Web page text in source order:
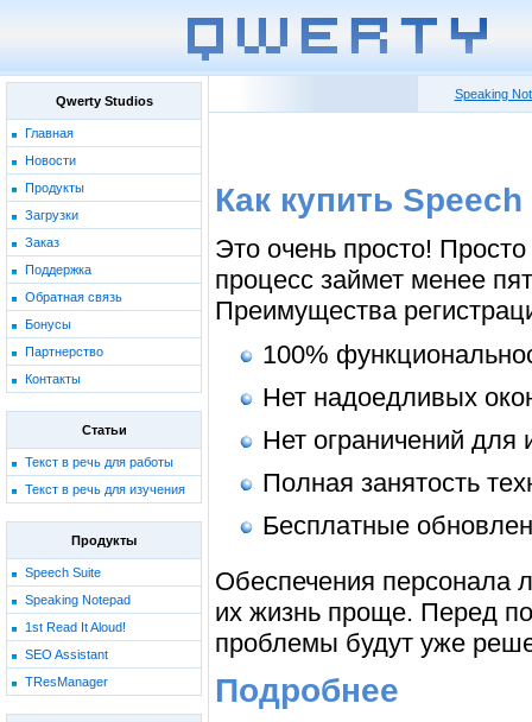
Qwerty Studios
Главная
Новости
Продукты
Загрузки
Заказ
Поддержка
Обратная связь
Бонусы
Партнерство
Контакты
Статьи
Текст в речь для работы
Текст в речь для изучения
Продукты
Speech Suite
Speaking Notepad
1st Read It Aloud!
SEO Assistant
TResManager
Speaking
Как купить
Это очень просто!
процесс займет менее
Преимущества
100%
Нет надоедливых
Нет ограничений для
Полная занятость
Бесплатные
Обеспечения персонала
их жизнь проще. Перед
проблемы будут уже
Подробнее